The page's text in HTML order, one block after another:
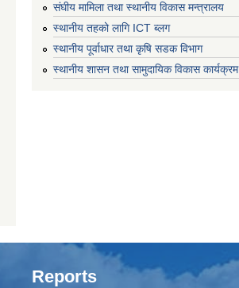
संघीय मामिला तथा स्थानीय विकास मन्त्रालय
स्थानीय तहको लागि ICT ब्लग
स्थानीय पूर्वाधार तथा कृषि सडक विभाग
स्थानीय शासन तथा सामुदायिक विकास कार्यक्रम
Reports